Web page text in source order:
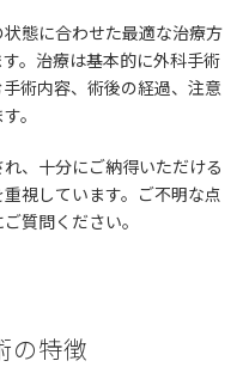
態に合わせた最適な治療方
。治療は基本的に外科手術
術内容、術後の経過、注意
。
、十分にご納得いただける
視しています。ご不明な点
質問ください。
の特徴